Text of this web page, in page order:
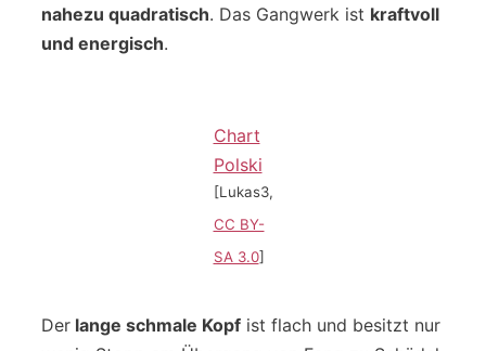
nahezu quadratisch. Das Gangwerk ist kraftvoll
und energisch.
Chart
Polski
[Lukas3,
CC BY-
SA 3.0]
Der lange schmale Kopf ist flach und besitzt nur